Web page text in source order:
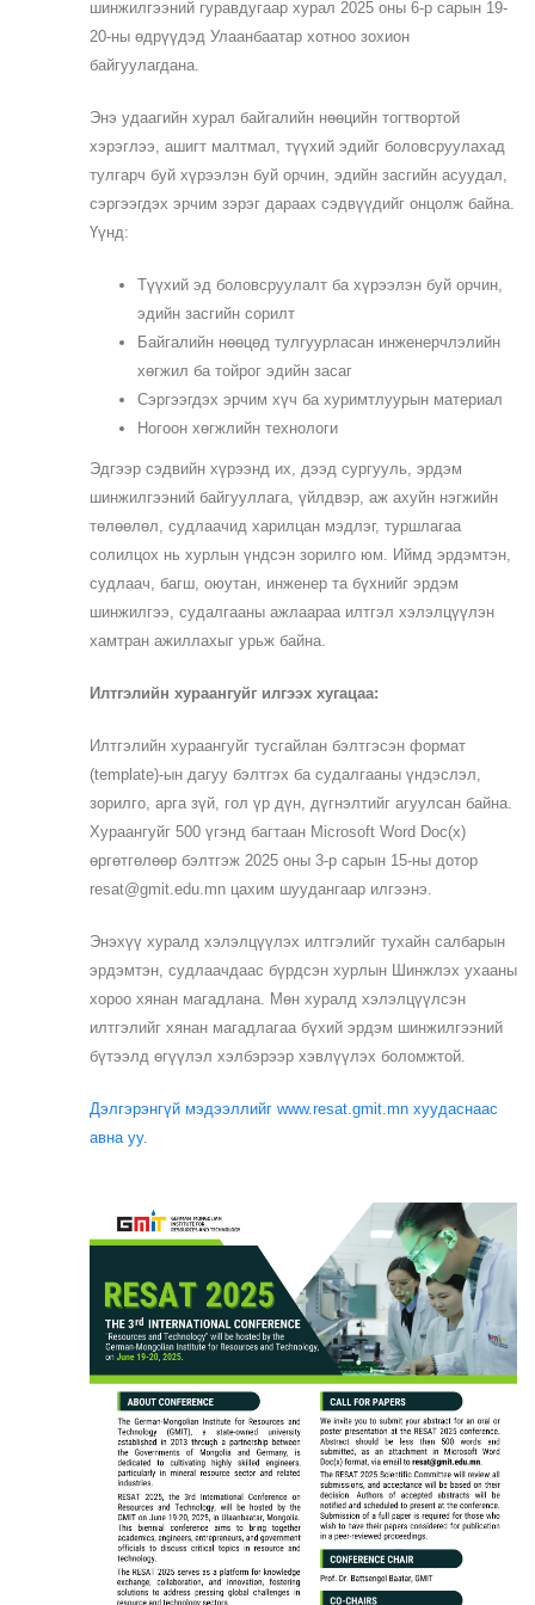
шинжилгээний гуравдугаар хурал 2025 оны 6-р сарын 19-
20-ны өдрүүдэд Улаанбаатар хотноо зохион
байгуулагдана.
Энэ удаагийн хурал байгалийн нөөцийн тогтвортой
хэрэглээ, ашигт малтмал, түүхий эдийг боловсруулахад
тулгарч буй хүрээлэн буй орчин, эдийн засгийн асуудал,
сэргээгдэх эрчим зэрэг дараах сэдвүүдийг онцолж байна.
Үүнд:
Түүхий эд боловсруулалт ба хүрээлэн буй орчин,
эдийн засгийн сорилт
Байгалийн нөөцөд тулгуурласан инженерчлэлийн
хөгжил ба тойрог эдийн засаг
Сэргээгдэх эрчим хүч ба хуримтлуурын материал
Ногоон хөгжлийн технологи
Эдгээр сэдвийн хүрээнд их, дээд сургууль, эрдэм
шинжилгээний байгууллага, үйлдвэр, аж ахуйн нэгжийн
төлөөлөл, судлаачид харилцан мэдлэг, туршлагаа
солилцох нь хурлын үндсэн зорилго юм. Иймд эрдэмтэн,
судлаач, багш, оюутан, инженер та бүхнийг эрдэм
шинжилгээ, судалгааны ажлаараа илтгэл хэлэлцүүлэн
хамтран ажиллахыг урьж байна.
Илтгэлийн хураангуйг илгээх хугацаа:
Илтгэлийн хураангуйг тусгайлан бэлтгэсэн формат
(template)-ын дагуу бэлтгэх ба судалгааны үндэслэл,
зорилго, арга зүй, гол үр дүн, дүгнэлтийг агуулсан байна.
Хураангуйг 500 үгэнд багтаан Microsoft Word Doc(x)
өргөтгөлөөр бэлтгэж 2025 оны 3-р сарын 15-ны дотор
resat@gmit.edu.mn цахим шуудангаар илгээнэ.
Энэхүү хуралд хэлэлцүүлэх илтгэлийг тухайн салбарын
эрдэмтэн, судлаачдаас бүрдсэн хурлын Шинжлэх ухааны
хороо хянан магадлана. Мөн хуралд хэлэлцүүлсэн
илтгэлийг хянан магадлагаа бүхий эрдэм шинжилгээний
бүтээлд өгүүлэл хэлбэрээр хэвлүүлэх боломжтой.
Дэлгэрэнгүй мэдээллийг www.resat.gmit.mn хуудаснаас
авна уу.